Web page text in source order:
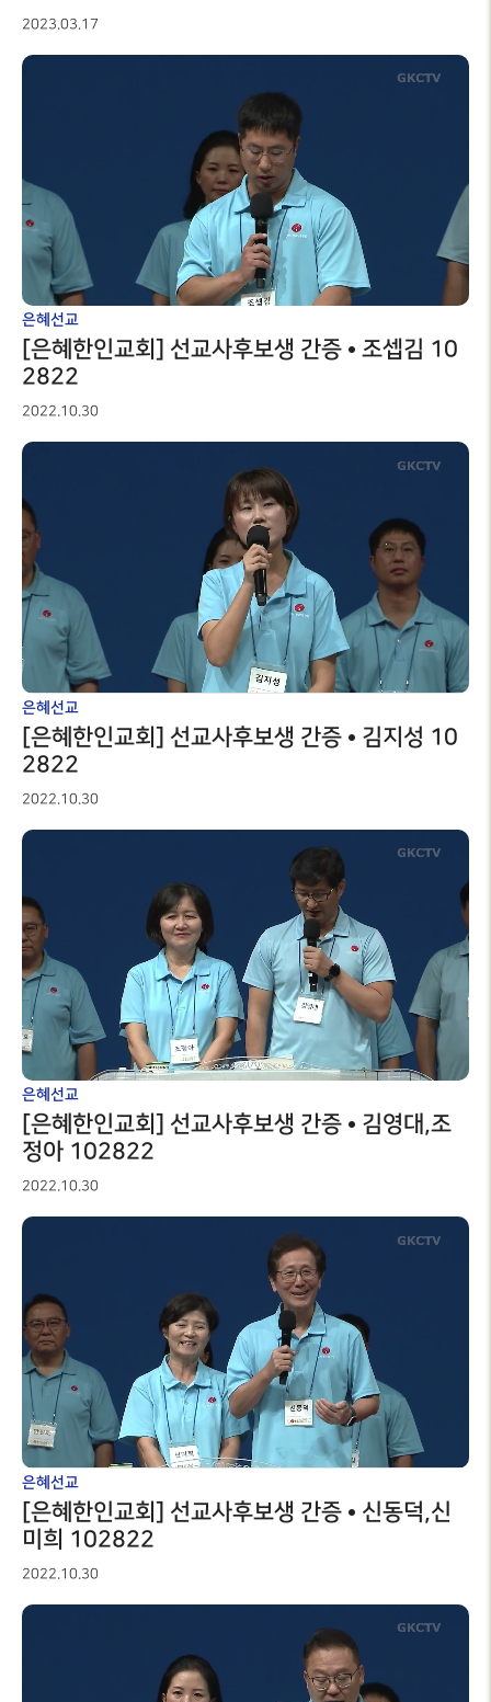
2023.03.17
은혜선교
[은혜한인교회] 선교사후보생 간증 • 조셉김 10
2822
2022.10.30
은혜선교
[은혜한인교회] 선교사후보생 간증 • 김지성 10
2822
2022.10.30
은혜선교
[은혜한인교회] 선교사후보생 간증 • 김영대,조
정아 102822
2022.10.30
은혜선교
[은혜한인교회] 선교사후보생 간증 • 신동덕,신
미희 102822
2022.10.30